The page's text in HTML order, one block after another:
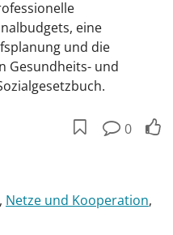
eine
und die
Gesundheits- und
0
Netze und Kooperation